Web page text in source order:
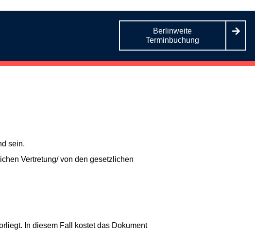
Berlinweite
Terminbuchung
sein.
Vertretung/ von den gesetzlichen
In diesem Fall kostet das Dokument